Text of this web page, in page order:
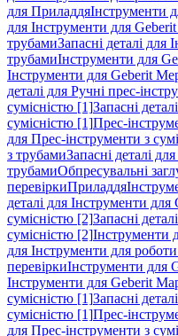
для ПриладдяІнструменти
для Інструменти для
трубамиЗапасні деталі для
трубамиІнструменти для
Інструменти для Geberit
деталі для Ручні прес-
сумісністю [1]Запасні
сумісністю [1]Прес-
для Прес-інструменти з
з трубамиЗапасні деталі
трубамиОбпресувальні
перевіркиПриладдя
деталі для Інструменти
сумісністю [2]Запасні
сумісністю [2]Інструменти
для Інструменти для
перевіркиІнструменти для
Інструменти для Geberit
сумісністю [1]Запасні
сумісністю [1]Прес-
для Прес-інструменти з